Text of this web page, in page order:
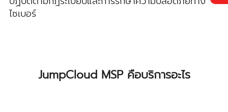
ไซเบอร์
JumpCloud MSP คือบริการอะไร